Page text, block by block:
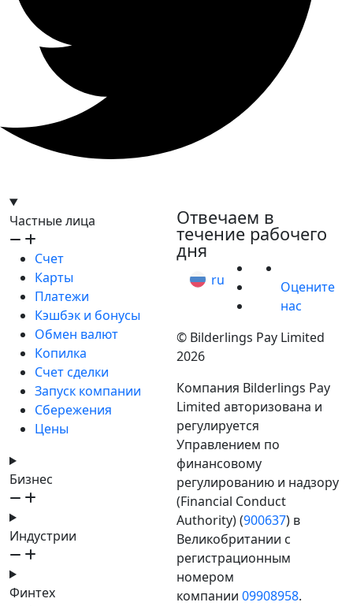
Частные лица
Счет
Карты
Платежи
Кэшбэк и бонусы
Обмен валют
Копилка
Счет сделки
Запуск компании
Сбережения
Цены
Бизнес
Индустрии
Финтех
Отвечаем в
течение рабочего
дня
ru
Оцените
нас
© Bilderlings Pay Limited
2026
Компания Bilderlings Pay
Limited авторизована и
регулируется
Управлением по
финансовому
регулированию и надзору
(Financial Conduct
Authority) (900637) в
Великобритании с
регистрационным
номером
компании 09908958.